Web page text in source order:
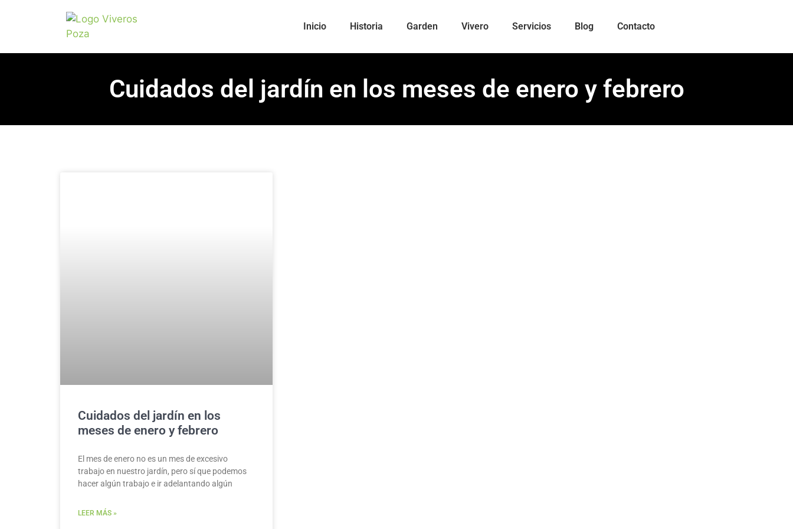
Inicio Historia Garden Vivero Servicios Blog Contacto
Cuidados del jardín en los meses de enero y febrero
Cuidados del jardín en los
meses de enero y febrero
El mes de enero no es un mes de excesivo
trabajo en nuestro jardín, pero sí que podemos
hacer algún trabajo e ir adelantando algún
LEER MÁS »